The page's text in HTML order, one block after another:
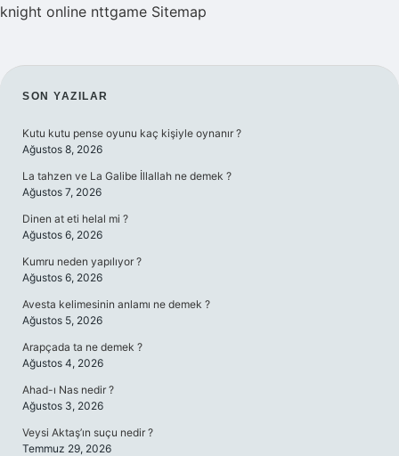
knight online nttgame Sitemap
SIDEBAR
SON YAZILAR
Kutu kutu pense oyunu kaç kişiyle oynanır ?
Ağustos 8, 2026
La tahzen ve La Galibe İllallah ne demek ?
Ağustos 7, 2026
Dinen at eti helal mi ?
Ağustos 6, 2026
Kumru neden yapılıyor ?
Ağustos 6, 2026
Avesta kelimesinin anlamı ne demek ?
Ağustos 5, 2026
Arapçada ta ne demek ?
Ağustos 4, 2026
Ahad-ı Nas nedir ?
Ağustos 3, 2026
Veysi Aktaş’ın suçu nedir ?
Temmuz 29, 2026